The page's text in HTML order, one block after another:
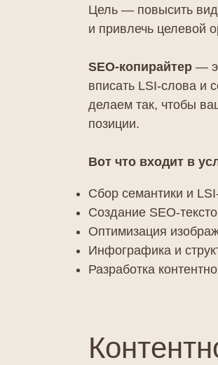
Цель — повысить
и привлечь целевой
SEO‑копирайтер —
вписать LSI-слова и
делаем так, чтобы
позиции.
Вот что входит в
Сбор семантики и
Создание SEO-
Оптимизация
Инфографика и
Разработка